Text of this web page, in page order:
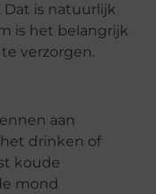
. Dat is natuurlijk
is het belangrijk
verzorgen.
aan
drinken of
koude
mond